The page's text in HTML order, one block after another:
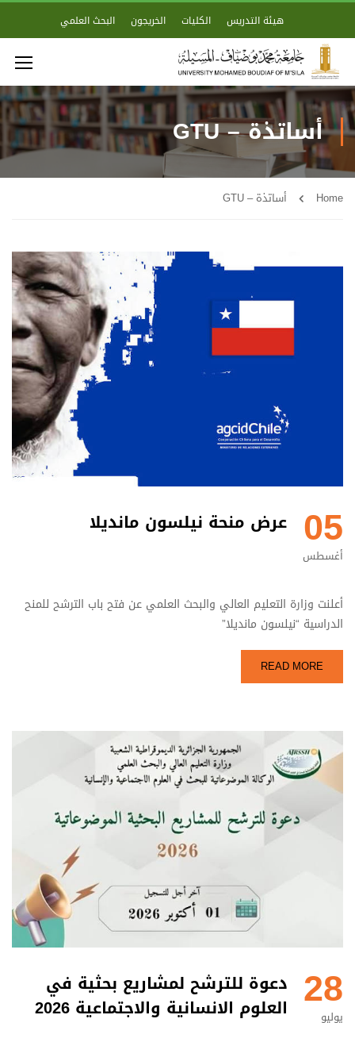
هيئة التدريس الكليات الخريجون البحث العلمي
أساتذة – GTU
Home أساتذة – GTU
05
أغسطس
عرض منحة نيلسون مانديلا
أعلنت وزارة التعليم العالي والبحث العلمي عن فتح باب الترشح للمنح
الدراسية “نيلسون مانديلا”
READ MORE
28
يوليو
دعوة للترشح لمشاريع بحثية في
العلوم الانسانية والاجتماعية 2026